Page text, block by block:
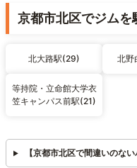
京都市北区でジムを
北大路駅(29) 北野
等持院・立命館大学衣
笠キャンパス前駅(21)
【京都市北区で間違いのな